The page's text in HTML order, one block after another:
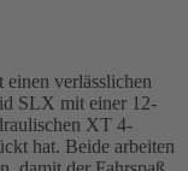
verlässlichen
SLX mit einer 12-
XT 4-
hat. Beide arbeiten